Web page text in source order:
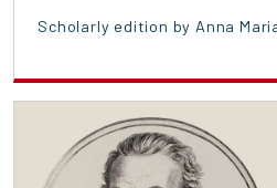
Scholarly edition by Anna